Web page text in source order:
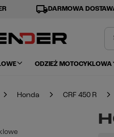
local_shippingDARMOWA
ODZIEŻ MOTOCYKLOWA
Honda CRF 450 R